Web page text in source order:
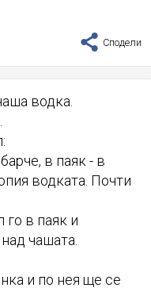
Сподели
водка.
в паяк - в
водката. Почти
го в паяк и
чашата.
и по нея ще се